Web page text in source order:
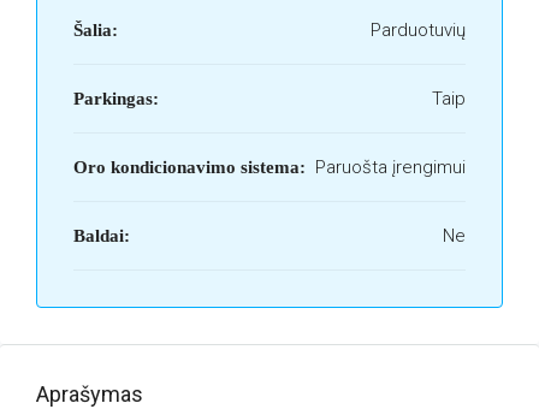
Šalia: Parduotuvių
Parkingas: Taip
Oro kondicionavimo sistema: Paruošta įrengimui
Baldai: Ne
Aprašymas